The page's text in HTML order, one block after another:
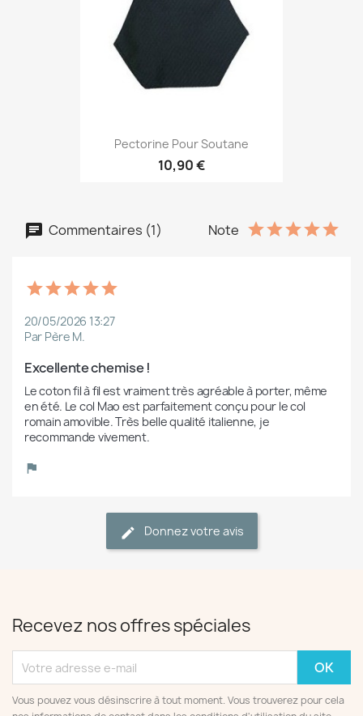
Pectorine Pour Soutane
10,90 €
Commentaires (1) Note
20/05/2026 13:27
Par Père M.
Excellente chemise !
Le coton fil à fil est vraiment très agréable à porter, même
en été. Le col Mao est parfaitement conçu pour le col
romain amovible. Très belle qualité italienne, je
recommande vivement.
Donnez votre avis
Recevez nos offres spéciales
Vous pouvez vous désinscrire à tout moment. Vous trouverez pour cela